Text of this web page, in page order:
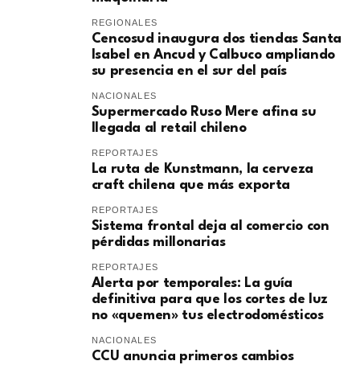
REGIONALES
Cencosud inaugura dos tiendas Santa
Isabel en Ancud y Calbuco ampliando
su presencia en el sur del país
NACIONALES
Supermercado Ruso Mere afina su
llegada al retail chileno
REPORTAJES
La ruta de Kunstmann, la cerveza
craft chilena que más exporta
REPORTAJES
Sistema frontal deja al comercio con
pérdidas millonarias
REPORTAJES
Alerta por temporales: La guía
definitiva para que los cortes de luz
no «quemen» tus electrodomésticos
NACIONALES
CCU anuncia primeros cambios